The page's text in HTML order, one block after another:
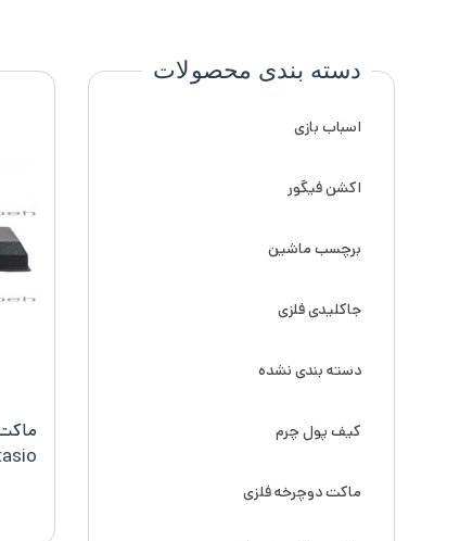
دسته بندی محصولات
اسباب بازی
اکشن فیگور
برچسب ماشین
جاکلیدی فلزی
دسته بندی نشده
کیف پول چرم
ماکت دوچرخه فلزی